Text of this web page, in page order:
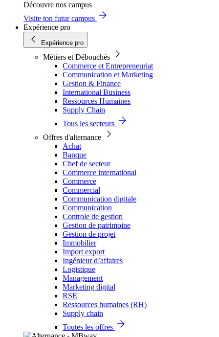
Découvre nos campus
Visite ton futur campus
Expérience pro
Expérience pro
Métiers et Débouchés
Commerce et Entrepreneuriat
Communication et Marketing
Gestion & Finance
International Business
Ressources Humaines
Supply Chain
Tous les secteurs
Offres d'alternance
Achat
Banque
Chef de secteur
Commerce international
Commerce
Commercial
Communication digitale
Communication
Controle de gestion
Gestion de patrimoine
Gestion de projet
Immobilier
Import export
Ingénieur d’affaires
Logistique
Management
Marketing digital
RSE
Ressources humaines (RH)
Supply chain
Toutes les offres